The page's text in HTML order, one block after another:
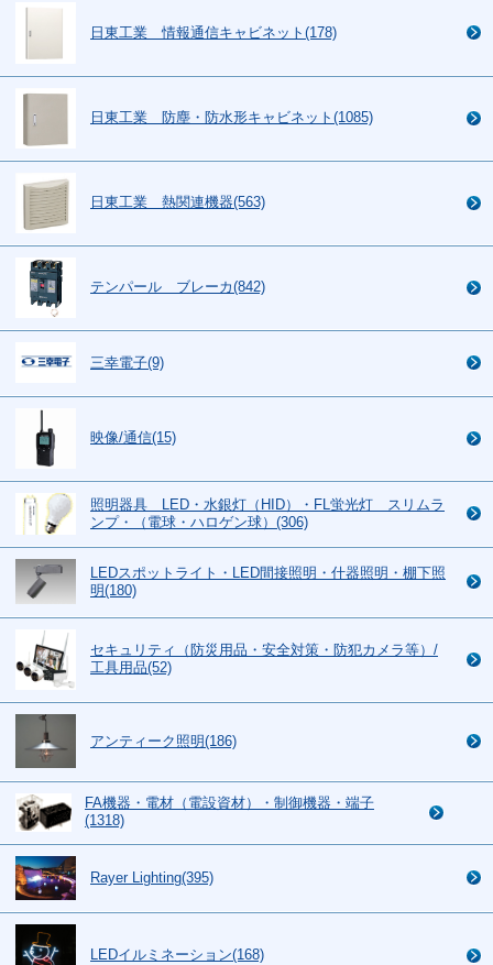
日東工業 情報通信キャビネット(178)
日東工業 防塵・防水形キャビネット(1085)
日東工業 熱関連機器(563)
テンパール ブレーカ(842)
三幸電子(9)
映像/通信(15)
照明器具 LED・水銀灯（HID）・FL蛍光灯 スリムラ
ンプ・（電球・ハロゲン球）(306)
LEDスポットライト・LED間接照明・什器照明・棚下照
明(180)
セキュリティ（防災用品・安全対策・防犯カメラ等）/
工具用品(52)
アンティーク照明(186)
FA機器・電材（電設資材）・制御機器・端子
(1318)
Rayer Lighting(395)
LEDイルミネーション(168)